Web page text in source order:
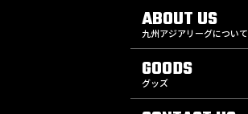
ABOUT US
九州アジアリーグについて
GOODS
グッズ